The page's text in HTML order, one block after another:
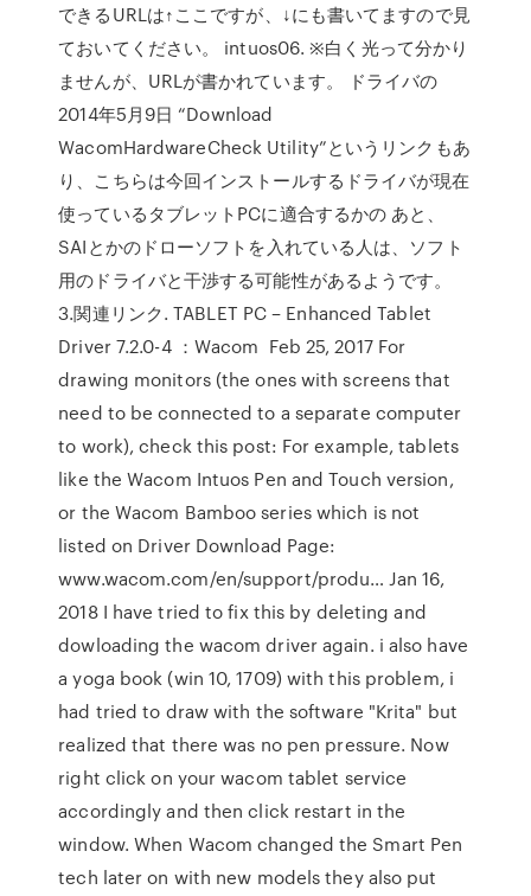
できるURLは↑ここですが、↓にも書いてますので見
ておいてください。 intuos06. ※白く光って分かり
ませんが、URLが書かれています。 ドライバの
2014年5月9日 “Download
WacomHardwareCheck Utility”というリンクもあ
り、こちらは今回インストールするドライバが現在
使っているタブレットPCに適合するかの あと、
SAIとかのドローソフトを入れている人は、ソフト
用のドライバと干渉する可能性があるようです。
3.関連リンク. TABLET PC – Enhanced Tablet
Driver 7.2.0-4 ：Wacom Feb 25, 2017 For
drawing monitors (the ones with screens that
need to be connected to a separate computer
to work), check this post: For example, tablets
like the Wacom Intuos Pen and Touch version,
or the Wacom Bamboo series which is not
listed on Driver Download Page:
www.wacom.com/en/support/produ… Jan 16,
2018 I have tried to fix this by deleting and
dowloading the wacom driver again. i also have
a yoga book (win 10, 1709) with this problem, i
had tried to draw with the software "Krita" but
realized that there was no pen pressure. Now
right click on your wacom tablet service
accordingly and then click restart in the
window. When Wacom changed the Smart Pen
tech later on with new models they also put